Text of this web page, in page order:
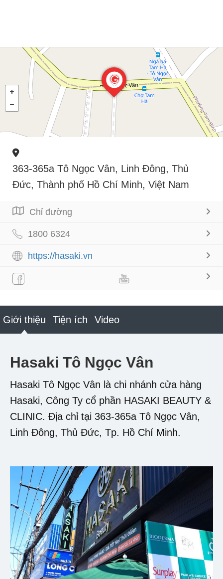
363-365a Tô Ngọc Vân, Linh Đông, Thủ
Đức, Thành phố Hồ Chí Minh, Việt Nam
Chỉ đường
1800 6324
https://hasaki.vn
Giới thiệu Tiện ích Video
Hasaki Tô Ngọc Vân
Hasaki Tô Ngọc Vân là chi nhánh cửa hàng
Hasaki, Công Ty cổ phần HASAKI BEAUTY &
CLINIC. Địa chỉ tại 363-365a Tô Ngọc Vân,
Linh Đông, Thủ Đức, Tp. Hồ Chí Minh.